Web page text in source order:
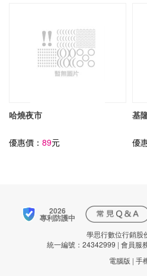
哈燒夜市
優惠價： 89元
基
優
2026
專利防護中
學思行數位行銷股
統一編號：24342999 | 會員服
電腦版 | 手